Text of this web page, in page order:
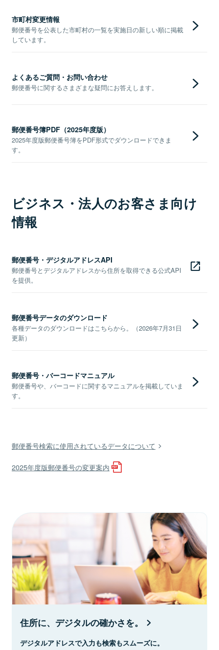
市町村変更情報
郵便番号を公表した市町村の一覧を実施日の新しい順に掲載
しています。
よくあるご質問・お問い合わせ
郵便番号に関するさまざまな疑問にお答えします。
郵便番号簿PDF（2025年度版）
2025年度版郵便番号簿をPDF形式でダウンロードできま
す。
ビジネス・法人のお客さま向け
情報
郵便番号・デジタルアドレスAPI
郵便番号とデジタルアドレスから住所を取得できる公式API
を提供。
郵便番号データのダウンロード
各種データのダウンロードはこちらから。（2026年7月31日
更新）
郵便番号・バーコードマニュアル
郵便番号や、バーコードに関するマニュアルを掲載していま
す。
郵便番号検索に使用されているデータについて
2025年度版郵便番号の変更案内
住所に、デジタルの確かさを。
デジタルアドレスで入力も検索もスムーズに。